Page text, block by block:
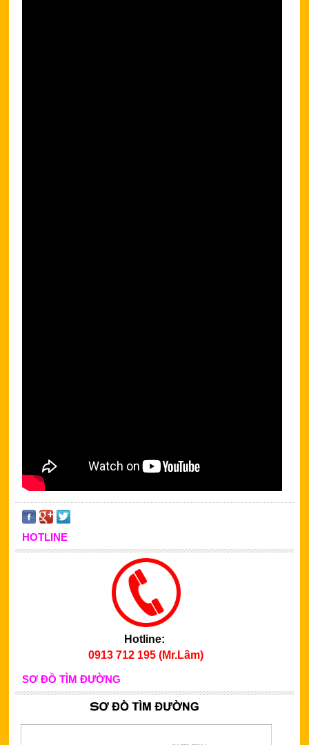
HOTLINE
Hotline:
0913 712 195 (Mr.Lâm)
SƠ ĐỒ TÌM ĐƯỜNG